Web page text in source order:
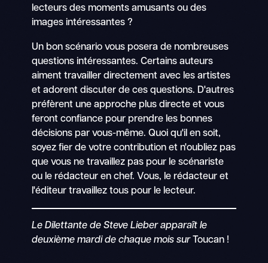
lecteurs des moments amusants ou des
images intéressantes ?
Un bon scénario vous posera de nombreuses
questions intéressantes. Certains auteurs
aiment travailler directement avec les artistes
et adorent discuter de ces questions. D'autres
préfèrent une approche plus directe et vous
feront confiance pour prendre les bonnes
décisions par vous-même. Quoi qu'il en soit,
soyez fier de votre contribution et n'oubliez pas
que vous ne travaillez pas pour le scénariste
ou le rédacteur en chef. Vous, le rédacteur et
l'éditeur travaillez tous pour le lecteur.
Le Dilettante de Steve Lieber apparaît le
deuxième mardi de chaque mois surToucan !